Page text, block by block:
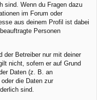
sind. Wenn du Fragen dazu
im Forum oder
aus deinem Profil ist dabei
Personen
der Betreiber nur mit deiner
nicht, sofern er auf Grund
Daten (z. B. an
die Daten zur
sind.